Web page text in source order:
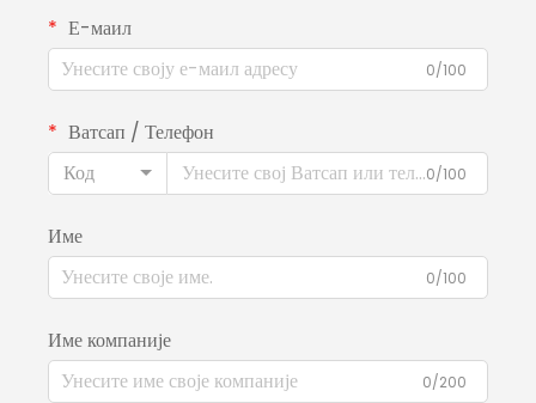
Е-маил
0/100
Ватсап / Телефон
Код
0/100
Име
0/100
Име компаније
0/200